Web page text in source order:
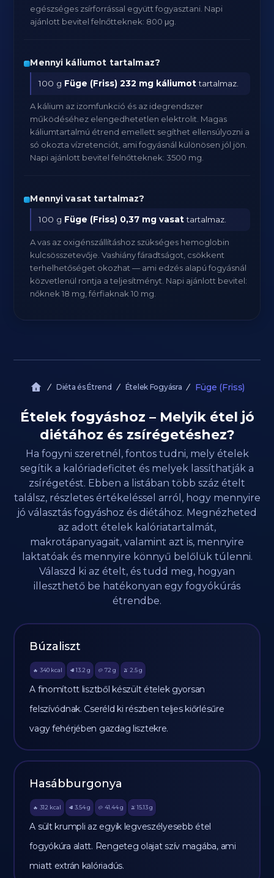
egészséges zsírforrással együtt fogyasztani. Napi
ajánlott bevitel felnőtteknek: 800 μg.
Mennyi káliumot tartalmaz?
100 g Füge (Friss) 232 mg káliumottartalmaz.
A kálium az izomfunkció és az idegrendszer
működéséhez elengedhetetlen elektrolit. Magas
káliumtartalmú étrend emellett segíthet ellensúlyozni a
só okozta vízretenciót, ami fogyásnál különösen jól jön.
Napi ajánlott bevitel felnőtteknek: 3500 mg.
Mennyi vasat tartalmaz?
100 g Füge (Friss) 0,37 mg vasattartalmaz.
A vas az oxigénszállításhoz szükséges hemoglobin
kulcsösszetevője. Vashiány fáradtságot, csökkent
terhelhetőséget okozhat — ami edzés alapú fogyásnál
közvetlenül rontja a teljesítményt. Napi ajánlott bevitel:
nőknek 18 mg, férfiaknak 10 mg.
Diéta és Étrend Ételek Fogyásra Füge (Friss)
Ételek fogyáshoz – Melyik étel jó
diétához és zsírégetéshez?
Ha fogyni szeretnél, fontos tudni, mely ételek
segítik a kalóriadeficitet és melyek lassíthatják a
zsírégetést. Ebben a listában több száz ételt
találsz, részletes értékeléssel arról, hogy mennyire
jó választás fogyáshoz és diétához. Megnézheted
az adott ételek kalóriatartalmát,
makrotápanyagait, valamint azt is, mennyire
laktatóak és mennyire könnyű belőlük túlenni.
Válaszd ki az ételt, és tudd meg, hogyan
illeszthető be hatékonyan egy fogyókúrás
étrendbe.
Búzaliszt
🔥 340 kcal 🥩 13.2 g 🥔 72 g 🫒 2.5 g
A finomított lisztből készült ételek gyorsan
felszívódnak. Cseréld ki részben teljes kiőrlésűre
vagy fehérjében gazdag lisztekre.
Hasábburgonya
🔥 312 kcal 🥩 3.54 g 🥔 41.44g 🫒 15.13 g
A sült krumpli az egyik legveszélyesebb étel
fogyókúra alatt. Rengeteg olajat szív magába, ami
miatt extrán kalóriadús.